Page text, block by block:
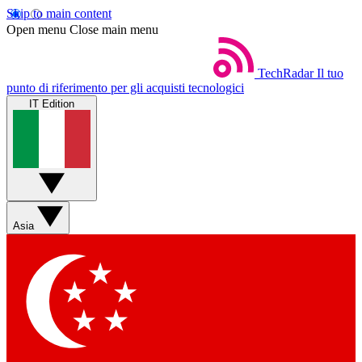
Skip to main content
Open menu Close main menu
TechRadar Il tuo
punto di riferimento per gli acquisti tecnologici
IT Edition
Asia